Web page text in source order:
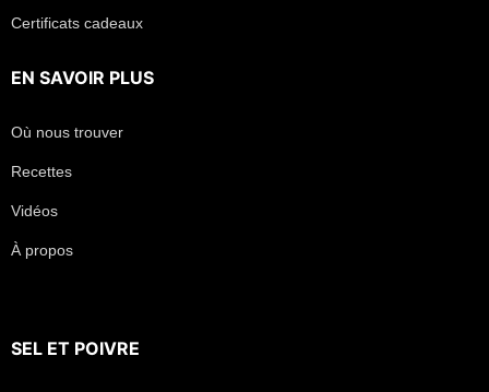
Certificats cadeaux
EN SAVOIR PLUS
Où nous trouver
Recettes
Vidéos
À propos
SEL ET POIVRE